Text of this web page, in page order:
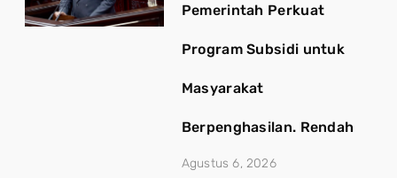
Pemerintah Perkuat
Program Subsidi untuk
Masyarakat
Berpenghasilan. Rendah
Agustus 6, 2026